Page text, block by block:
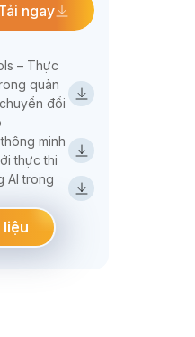
ngay
– Thực
quản
đổi
minh
thực thi
AI trong
liệu